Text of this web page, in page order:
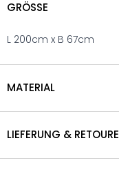
GRÖSSE
L 200cm x B 67cm
MATERIAL
LIEFERUNG & RETOURE